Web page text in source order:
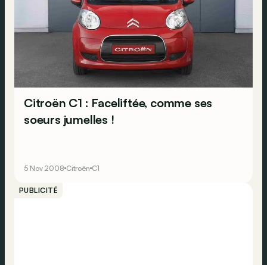
Citroën C1 : Faceliftée, comme ses
soeurs jumelles !
5 Nov 2008 Citroën C1
PUBLICITÉ